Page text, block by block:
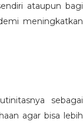
ataupun bagi
meningkatkan
sebagai
agar bisa lebih